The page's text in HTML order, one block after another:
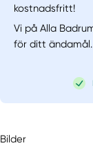
kostnadsfritt!
Vi på Alla
för ditt ändamål.
Bilder